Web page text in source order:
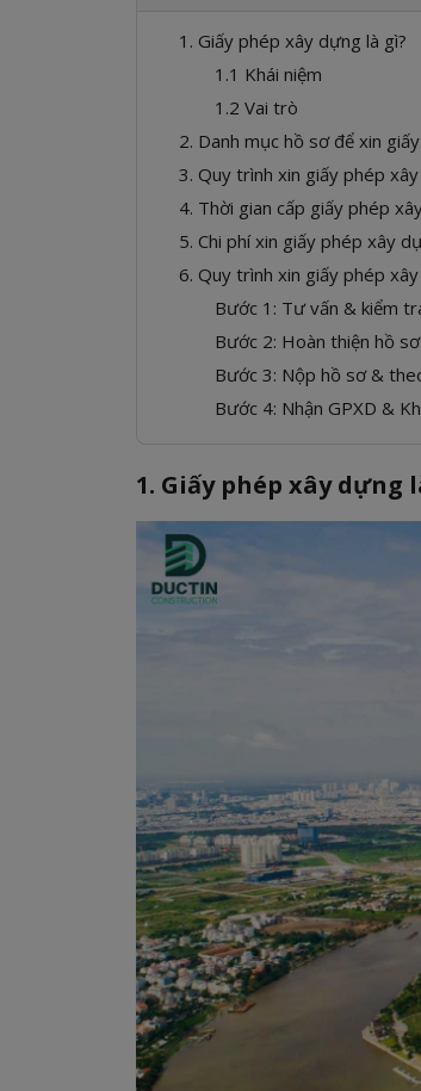
1. Giấy phép xây dựng là gì?
1.1 Khái niệm
1.2 Vai trò
2. Danh mục hồ sơ để xin
3. Quy trình xin giấy phép
4. Thời gian cấp giấy phép
5. Chi phí xin giấy phép xây
6. Quy trình xin giấy phép
Bước 1: Tư vấn & kiểm
Bước 2: Hoàn thiện hồ
Bước 3: Nộp hồ sơ &
Bước 4: Nhận GPXD &
1. Giấy phép xây dựng